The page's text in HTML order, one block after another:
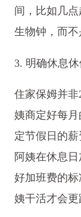
间，比如几
生物钟，而不
3. 明确休息
住家保姆并
姨商定好每
定节假日的
阿姨在休息
好加班费的
姨干活才会更